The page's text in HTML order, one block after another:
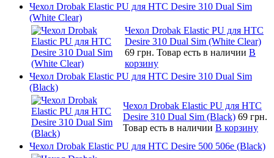
Чехол Drobak Elastic PU для HTC Desire 310 Dual Sim
(White Clear)
Чехол Drobak Elastic PU для HTC
Desire 310 Dual Sim (White Clear)
69 грн. Товар есть в наличии В
корзину
Чехол Drobak Elastic PU для HTC Desire 310 Dual Sim
(Black)
Чехол Drobak Elastic PU для HTC
Desire 310 Dual Sim (Black) 69 грн.
Товар есть в наличии В корзину
Чехол Drobak Elastic PU для HTC Desire 500 506e (Black)